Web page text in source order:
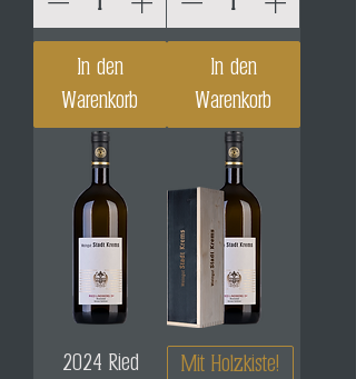
In den
Warenkorb
In den
Warenkorb
2024 Ried
Mit Holzkiste!